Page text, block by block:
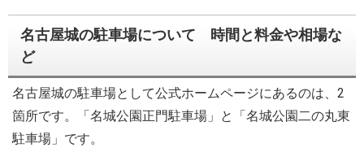
名古屋城の駐車場について 時間と料金や相場な
ど
名古屋城の駐車場として公式ホームページにあるのは、2
箇所です。「名城公園正門駐車場」と「名城公園二の丸東
駐車場」です。